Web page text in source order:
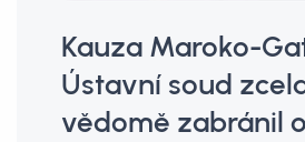
Kauza Maroko-
Ústavní soud
vědomě zabránil